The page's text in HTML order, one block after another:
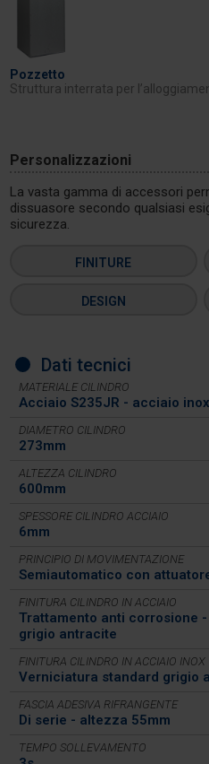
Pozzetto
Struttura interrata per
Personalizzazioni
La vasta gamma di accessori
dissuasore secondo qualsiasi
sicurezza.
FINITURE
DESIGN
Dati tecnici
MATERIALE CILINDRO
Acciaio S235JR - acciaio
DIAMETRO CILINDRO
273mm
ALTEZZA CILINDRO
600mm
SPESSORE CILINDRO ACCIAIO
6mm
PRINCIPIO DI MOVIMENTAZIONE
Semiautomatico con
FINITURA CILINDRO IN ACCIAIO
Trattamento anti corrosione
grigio antracite
FINITURA CILINDRO IN ACCIAIO INOX
Verniciatura standard grigio
FASCIA ADESIVA RIFRANGENTE
Di serie - altezza 55mm
TEMPO SOLLEVAMENTO